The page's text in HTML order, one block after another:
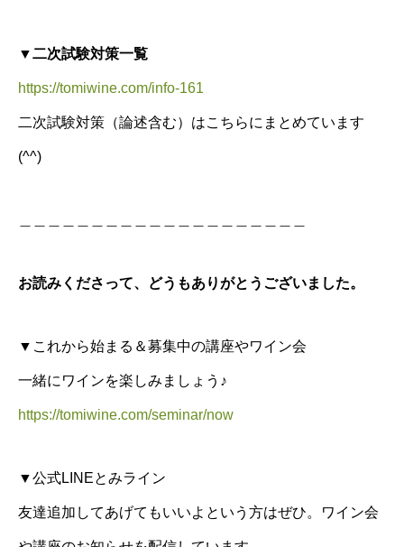
▼二次試験対策一覧
https://tomiwine.com/info-161
二次試験対策（論述含む）はこちらにまとめています
(^^)
お読みくださって、どうもありがとうございました。
▼これから始まる＆募集中の講座やワイン会
一緒にワインを楽しみましょう♪
https://tomiwine.com/seminar/now
▼公式LINEとみライン
友達追加してあげてもいいよという方はぜひ。ワイン会